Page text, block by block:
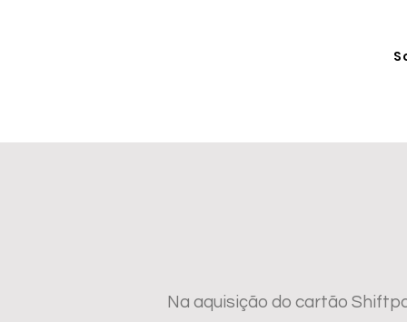
Na aquisição do cartão